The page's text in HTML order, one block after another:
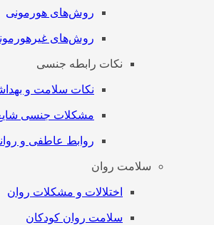
روش‌های هورمونی
روش‌های
نکات رابطه جنسی
نکات سلامت و
مشکلات جنسی
روابط عاطفی و
سلامت روان
اختلالات و مشکلات روان
سلامت روان کودکان